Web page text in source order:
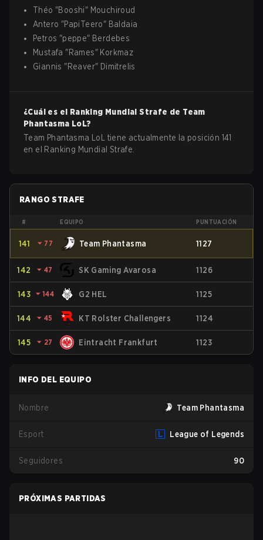
Théo "Booshi" Mouchiroud
Antero "PapiTeero" Baldaia
Petros "peppe" Berdebes
Mustafa "Rames" Korkmaz
Giannis "Reaver" Dimitrelis
¿Cuál es el Ranking Mundial Strafe de Team
Phantasma LoL?
Team Phantasma LoL tiene actualmente la posición 141
en el Ranking Mundial Strafe.
RANGO STRAFE
# EQUIPO PUNTUACIÓN
141 ⏷ 77 Team Phantasma 1127
142 ⏷ 47 SK Gaming Avarosa 1126
143 ⏷ 144 G2 HEL 1125
144 ⏷ 45 KT Rolster Challengers 1124
145 ⏷ 27 Eintracht Frankfurt 1123
INFO DEL EQUIPO
Nombre Team Phantasma
Esport League of Legends
Seguidores 90
PRÓXIMAS PARTIDAS